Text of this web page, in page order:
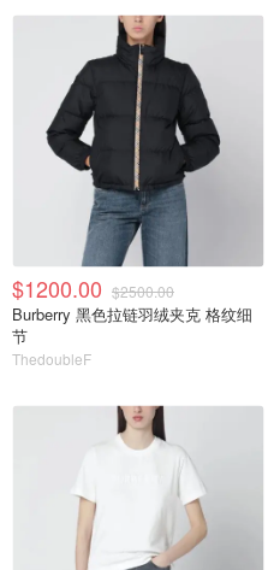
$1200.00 $2500.00
Burberry 黑色拉链羽绒夹克 格纹细
节
ThedoubleF